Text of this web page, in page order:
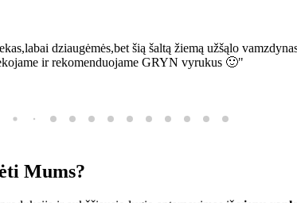
dziaugėmės,bet šią šaltą žiemą užšąlo
ir rekomenduojame GRYN vyrukus 🙂"
Mums?